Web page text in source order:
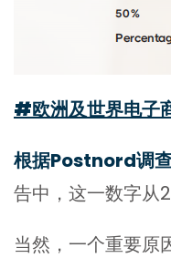
#欧洲及世界电子
根据Postnord调
告中，这一数字从
当然，一个重要原